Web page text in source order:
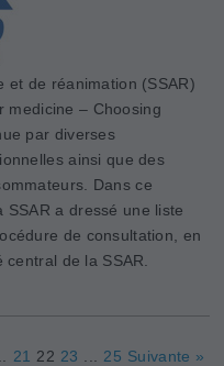
et de réanimation (SSAR)
medicine – Choosing
par ­diverses
ainsi que des
Dans ce
SSAR a dressé une liste
de consultation, en
de la SSAR.
21 22 23 25 Suivante »